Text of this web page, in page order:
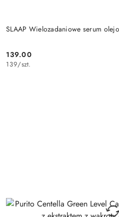
SLAAP Wielozadaniowe serum
Cena:
139.00
139/szt.